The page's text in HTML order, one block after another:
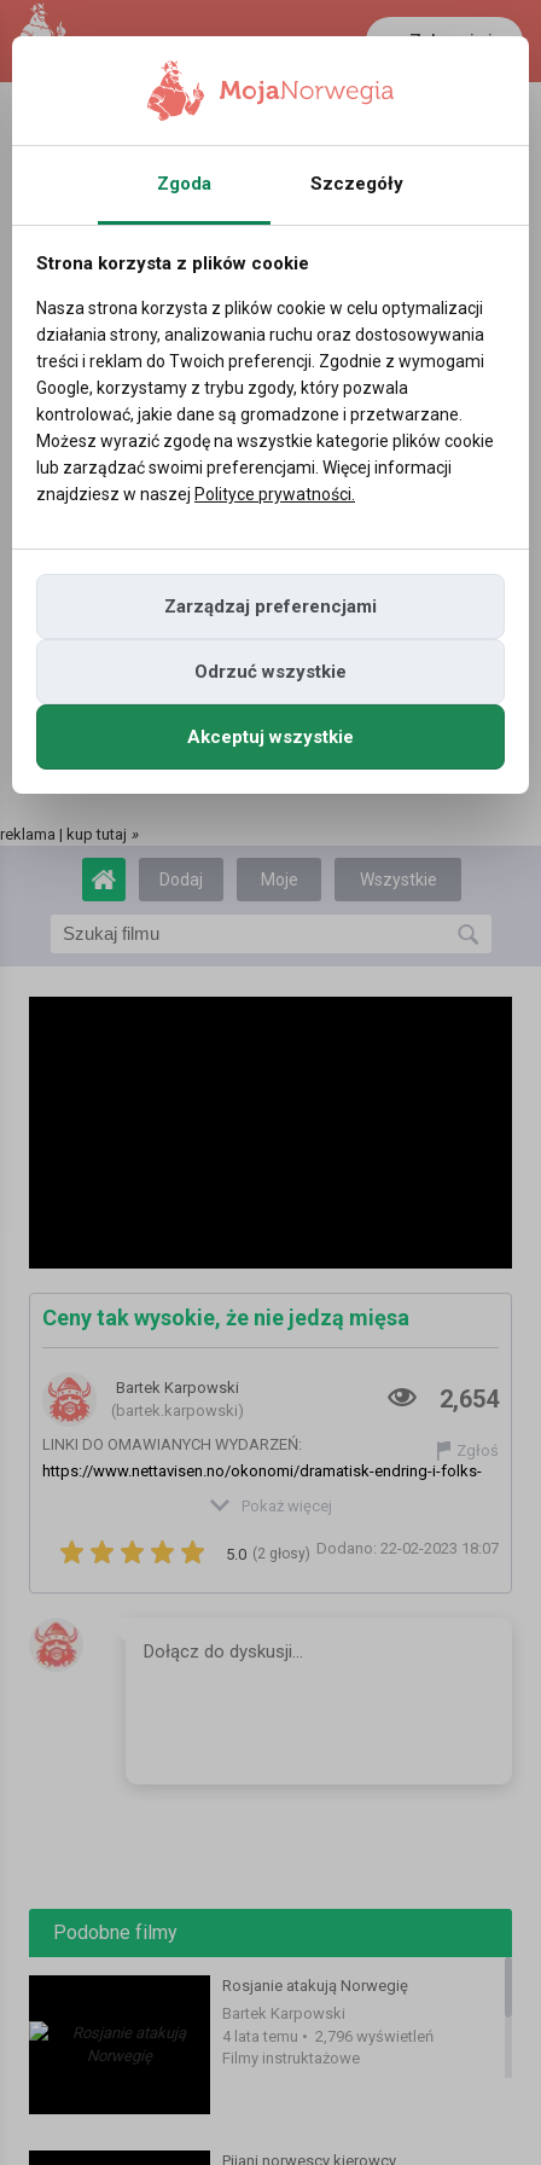
Zaloguj się
LANCASTER
25.5 °C 0.39 PLN
reklama | kup tutaj »
Dodaj Moje Wszystkie
Ceny tak wysokie, że nie jedzą mięsa
Bartek Karpowski
(bartek.karpowski)
2,654
Zgłoś
LINKI DO OMAWIANYCH WYDARZEŃ:
https://www.nettavisen.no/okonomi/dramatisk-endring-i-folks-
kosthold-trist/s/5-95-928098
panstwa-na-sprzedaz-alkoholu-w-norwegii-proponuja-
psow-na-smyczy-w-gminie-oslo-to-w-trosce-o-zwierzyne-lowna-
21501.html
FACEBOOK:
https://www.facebook.com/mojanorwegiapl/
Kategoria:Filmy instruktażowe
Pokaż więcej
Dodano: 22-02-2023 18:07
(2 głosy)
5.0
Podobne filmy
Rosjanie atakują Norwegię
Bartek Karpowski
4 lata temu • 2,796 wyświetleń
Filmy instruktażowe
Pijani norwescy kierowcy
Zgoda Szczegóły
Strona korzysta z plików cookie
Nasza strona korzysta z plików cookie w celu optymalizacji
działania strony, analizowania ruchu oraz dostosowywania
treści i reklam do Twoich preferencji. Zgodnie z wymogami
Google, korzystamy z trybu zgody, który pozwala
kontrolować, jakie dane są gromadzone i przetwarzane.
Możesz wyrazić zgodę na wszystkie kategorie plików cookie
lub zarządzać swoimi preferencjami. Więcej informacji
znajdziesz w naszej Polityce prywatności.
Zarządzaj preferencjami
Odrzuć wszystkie
Akceptuj wszystkie